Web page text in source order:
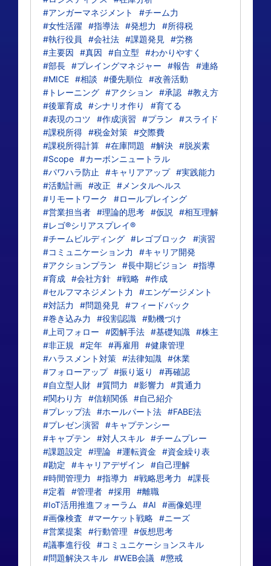
#アンガーマネジメント
#チーム力
#女性活躍 #指導法 #発想力
#所得税
#執行役員
#会社法 #課題発見
#労務
#主要因
#真因 #自立型
#わかりやすく
#部長 #プレイングマネジャー #報告 #連絡
#MICE #相談 #優先順位
#改善活動
#トレーニング #アクション #承認 #教え方
#後輩育成 #シナリオ作り
#育てる
#表現のコツ
#作成演習 #プラン
#スライド
#課税所得 #税金対策 #交際費
#課税所得計算 #在庫問題 #解決 #脱炭素
#Scope #カーボンニュートラル
#パワハラ防止
#キャリアアップ #実践能力
#活動計画 #改正
#メンタルヘルス
#リモートワーク
#ロールプレイング
#営業担当者 #理論的思考 #仮説
#相互理解
#レゴ®シリアスプレイ®
#チームビルディング #レゴブロック
#演習
#コミュニケーション力
#キャリア開発
#アクションプラン
#長中期ビジョン
#指導
#育成 #会社方針 #戦略 #作成
#セルフマネジメント力
#エンゲージメント
#対話力
#問題発見
#フィードバック
#巻き込み力
#役割認識 #動機づけ
#上司フォロー
#図解手法 #基礎知識 #株主
#非正規
#定年 #再雇用
#健康管理
#ハラスメント対策 #法律知識 #休業
#フォローアップ #振り返り
#再確認
#自立型人財 #質問力 #影響力
#貫通力
#関わり方 #信頼関係 #自己紹介
#プレップ法 #ホールパート法 #FABE法
#プレゼン演習
#キャプテンシー
#キャプテン
#対人スキル #チームプレー
#課題設定
#理論 #運転資金
#資金繰り表
#勘定
#キャリアデザイン
#自己理解
#時間管理力
#指導力 #戦略思考力
#課長
#定着 #管理者 #採用
#離職
#IoT活用推進フォーラム
#AI
#画像処理
#画像検査
#マーケット戦略 #ニーズ
#営業提案
#行動管理
#仮想思考
#議事進行役 #コミュニケーションスキル
#問題解決スキル #WEB会議
#懲戒